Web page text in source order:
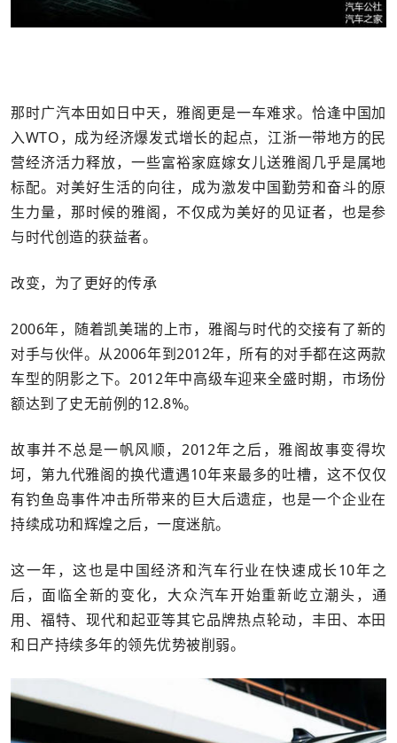
那时广汽本田如日中天，雅阁更是一车难求。恰逢中国加
入WTO，成为经济爆发式增长的起点，江浙一带地方的民
营经济活力释放，一些富裕家庭嫁女儿送雅阁几乎是属地
标配。对美好生活的向往，成为激发中国勤劳和奋斗的原
生力量，那时候的雅阁，不仅成为美好的见证者，也是参
与时代创造的获益者。
改变，为了更好的传承
2006年，随着凯美瑞的上市，雅阁与时代的交接有了新的
对手与伙伴。从2006年到2012年，所有的对手都在这两款
车型的阴影之下。2012年中高级车迎来全盛时期，市场份
额达到了史无前例的12.8%。
故事并不总是一帆风顺，2012年之后，雅阁故事变得坎
坷，第九代雅阁的换代遭遇10年来最多的吐槽，这不仅仅
有钓鱼岛事件冲击所带来的巨大后遗症，也是一个企业在
持续成功和辉煌之后，一度迷航。
这一年，这也是中国经济和汽车行业在快速成长10年之
后，面临全新的变化，大众汽车开始重新屹立潮头，通
用、福特、现代和起亚等其它品牌热点轮动，丰田、本田
和日产持续多年的领先优势被削弱。